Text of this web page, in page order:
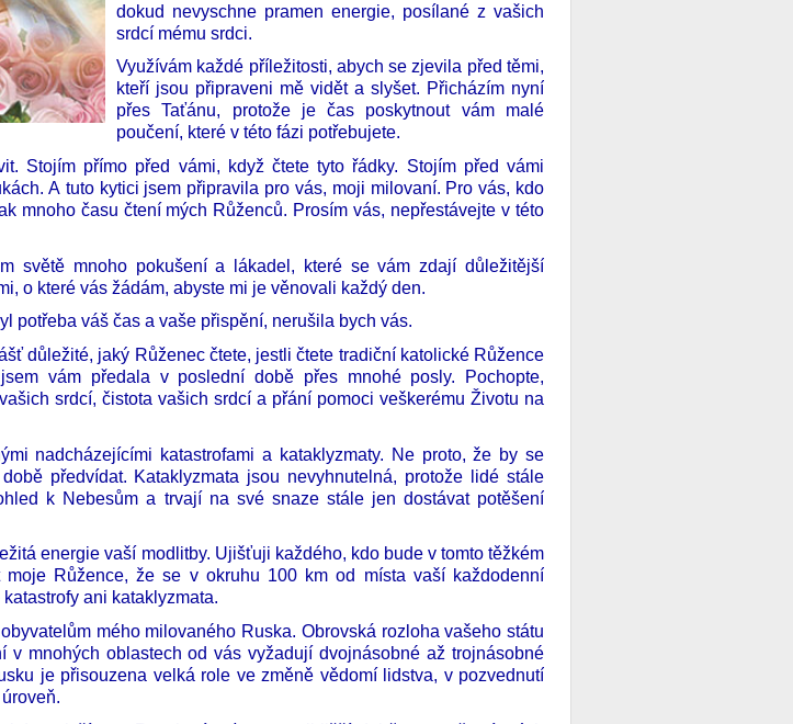
dokud nevyschne pramen energie, posílané z vašich
srdcí mému srdci.
Využívám každé příležitosti, abych se zjevila před těmi,
kteří jsou připraveni mě vidět a slyšet. Přicházím nyní
přes Taťánu, protože je čas poskytnout vám malé
poučení, které v této fázi potřebujete.
Stojím přímo před vámi, když čtete tyto řádky. Stojím před vámi
A tuto kytici jsem připravila pro vás, moji milovaní. Pro vás, kdo
mnoho času čtení mých Růženců. Prosím vás, nepřestávejte v této
světě mnoho pokušení a lákadel, které se vám zdají důležitější
o které vás žádám, abyste mi je věnovali každý den.
potřeba váš čas a vaše přispění, nerušila bych vás.
důležité, jaký Růženec čtete, jestli čtete tradiční katolické Růžence
vám předala v poslední době přes mnohé posly. Pochopte,
srdcí, čistota vašich srdcí a přání pomoci veškerému Životu na
nadcházejícími katastrofami a kataklyzmaty. Ne proto, že by se
předvídat. Kataklyzmata jsou nevyhnutelná, protože lidé stále
k Nebesům a trvají na své snaze stále jen dostávat potěšení
energie vaší modlitby. Ujišťuji každého, kdo bude v tomto těžkém
Růžence, že se v okruhu 100 km od místa vaší každodenní
ani kataklyzmata.
mého milovaného Ruska. Obrovská rozloha vašeho státu
v mnohých oblastech od vás vyžadují dvojnásobné až trojnásobné
je přisouzena velká role ve změně vědomí lidstva, v pozvednutí